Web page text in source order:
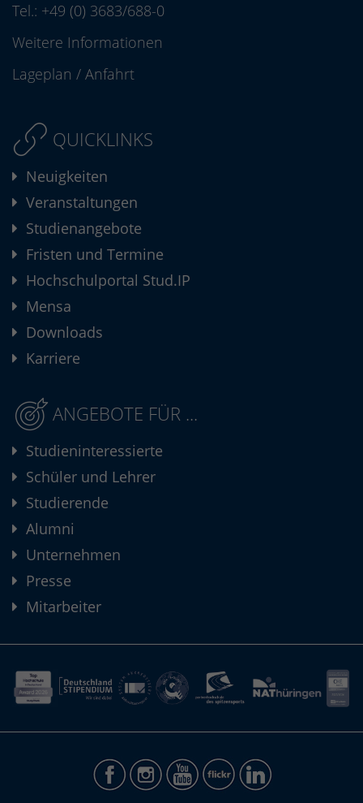
Tel.: +49 (0) 3683/688-0
Weitere Informationen
Lageplan / Anfahrt
QUICKLINKS
Neuigkeiten
Veranstaltungen
Studienangebote
Fristen und Termine
Hochschulportal Stud.IP
Mensa
Downloads
Karriere
ANGEBOTE FÜR ...
Studieninteressierte
Schüler und Lehrer
Studierende
Alumni
Unternehmen
Presse
Mitarbeiter